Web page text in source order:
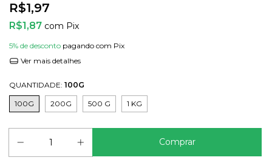
R$1,97
R$1,87 com Pix
5% de desconto pagando com Pix
Ver mais detalhes
QUANTIDADE: 100G
100G 200G 500 G 1 KG